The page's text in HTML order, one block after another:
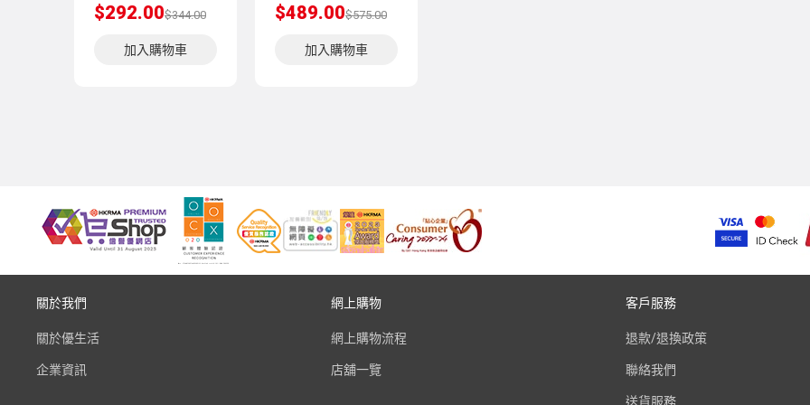
$292.00$344.00
加入購物車
$489.00$575.00
加入購物車
關於我們
關於優生活
企業資訊
網上購物
網上購物流程
店舖一覽
客戶服務
退款/退換政策
聯絡我們
送貨服務